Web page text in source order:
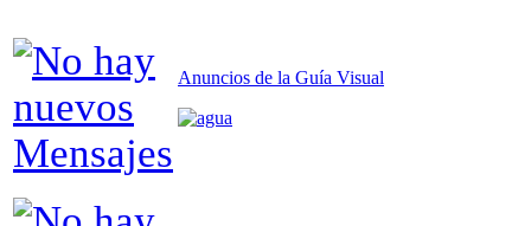
Anuncios de la Guía Visual